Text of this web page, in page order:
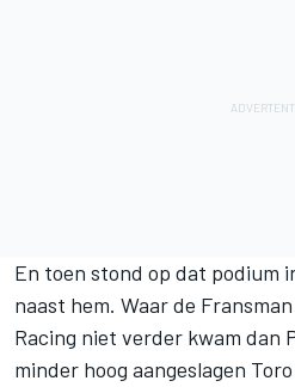
En toen stond op dat podium
naast hem. Waar de
Racing niet verder kwam dan
minder hoog aangeslagen